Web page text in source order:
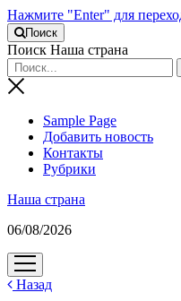
Нажмите "Enter" для
Поиск
Поиск Наша страна
Sample Page
Добавить новость
Контакты
Рубрики
Наша страна
06/08/2026
открыть
меню
Назад